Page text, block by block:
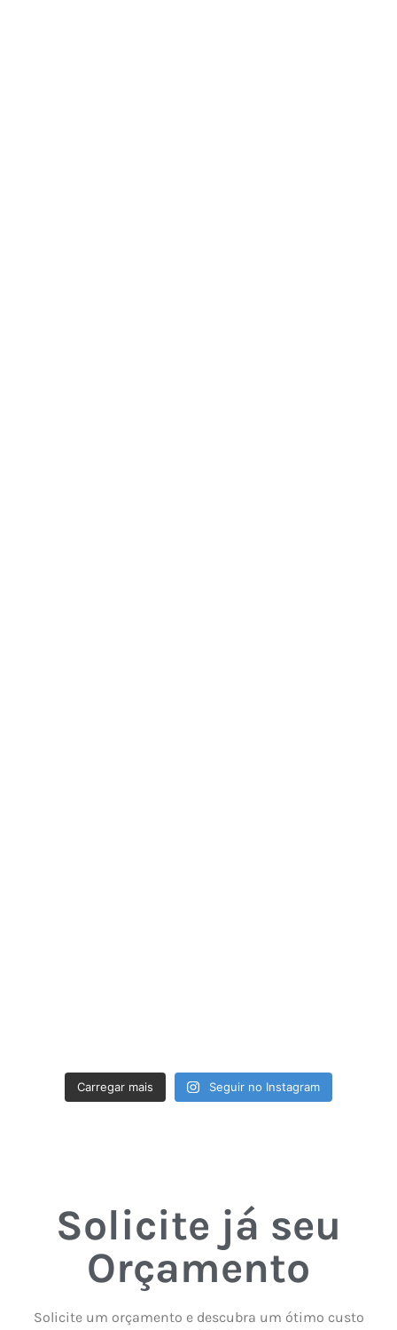
Carregar mais Seguir no Instagram
Solicite já seu
Orçamento
Solicite um orçamento e descubra um ótimo custo